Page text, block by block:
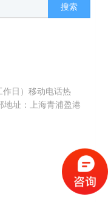
搜索
日）移动电话热
址：上海青浦盈港